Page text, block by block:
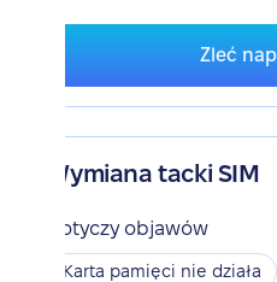
Zleć
Wymiana tacki SIM
Dotyczy objawów
Karta pamięci nie działa